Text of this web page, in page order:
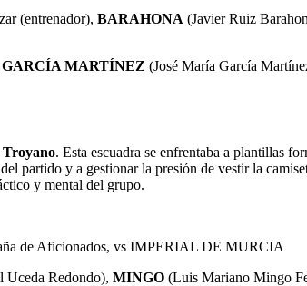
(entrenador), BARAHONA (Javier Ruiz
GARCÍA MARTÍNEZ (José María García
Troyano. Esta escuadra se enfrentaba a plantillas
partido y a gestionar la presión de vestir la
y mental del grupo.
de Aficionados, vs IMPERIAL DE MURCIA
Uceda Redondo), MINGO (Luis Mariano Mingo